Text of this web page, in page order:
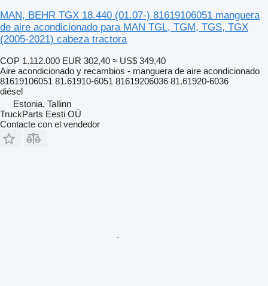
MAN, BEHR TGX 18.440 (01.07-) 81619106051 manguera
de aire acondicionado para MAN TGL, TGM, TGS, TGX
(2005-2021) cabeza tractora
COP 1.112.000 EUR 302,40 ≈ US$ 349,40
Aire acondicionado y recambios - manguera de aire acondicionado
81619106051 81.61910-6051 81619206036 81.61920-6036
diésel
Estonia, Tallinn
TruckParts Eesti OÜ
Contacte con el vendedor